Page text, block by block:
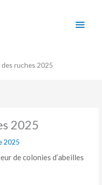
ruches 2025
2025
2025
de colonies d’abeilles